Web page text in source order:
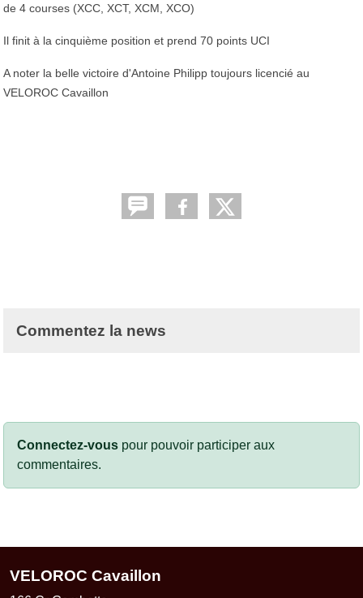
de 4 courses (XCC, XCT, XCM, XCO)
Il finit à la cinquième position et prend 70 points UCI
A noter la belle victoire d'Antoine Philipp toujours licencié au
VELOROC Cavaillon
Commentez la news
Connectez-vous pour pouvoir participer aux
commentaires.
VELOROC Cavaillon